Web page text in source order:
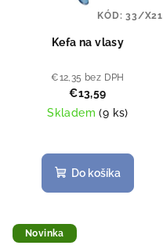
Kefa na vlasy
€12,35 bez DPH
€13,59
Skladem(9 ks)
hodnotenie
produktu
Do košíka
KÓD:33/X21
Novinka